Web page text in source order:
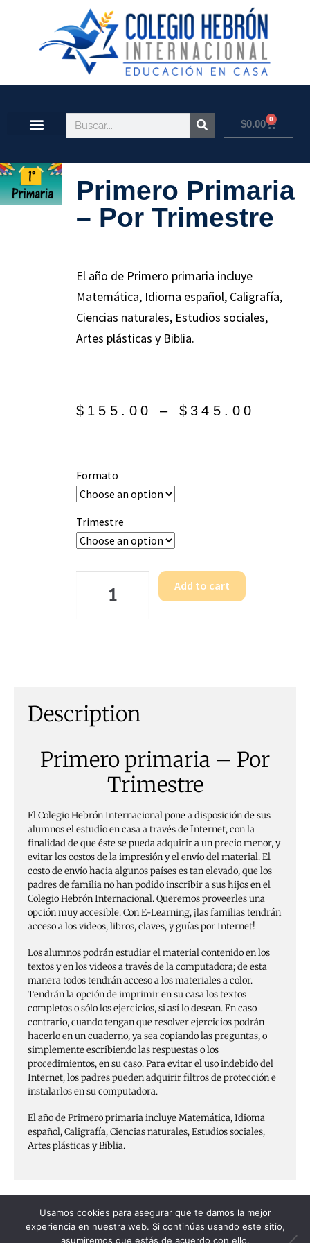
$0.00 0
Primero Primaria
– Por Trimestre
El año de Primero primaria incluye
Matemática, Idioma español, Caligrafía,
Ciencias naturales, Estudios sociales,
Artes plásticas y Biblia.
$ 155.00 – $345.00
Formato
Trimestre
Add to cart
Description
Primeroprimaria – Por
Trimestre
El Colegio Hebrón Internacional pone a disposición de sus
alumnos el estudio en casa a través de Internet, con la
finalidad de que éste se pueda adquirir a un precio menor, y
evitar los costos de la impresión y el envío del material. El
costo de envío hacia algunos países es tan elevado, que los
padres de familia no han podido inscribir a sus hijos en el
Colegio Hebrón Internacional. Queremos proveerles una
opción muy accesible. Con E-Learning, ¡las familias tendrán
acceso a los videos, libros, claves, y guías por Internet!
Los alumnos podrán estudiar el material contenido en los
textos y en los videos a través de la computadora; de esta
manera todos tendrán acceso a los materiales a color.
Tendrán la opción de imprimir en su casa los textos
completos o sólo los ejercicios, si así lo desean. En caso
contrario, cuando tengan que resolver ejercicios podrán
hacerlo en un cuaderno, ya sea copiando las preguntas, o
simplemente escribiendo las respuestas o los
procedimientos, en su caso. Para evitar el uso indebido del
Internet, los padres pueden adquirir filtros de protección e
instalarlos en su computadora.
El año de Primero primaria incluye Matemática, Idioma
español, Caligrafía, Ciencias naturales, Estudios sociales,
Artes plásticas y Biblia.
© Hebron Ministries, 2024, All rights Reserved.
Teléfono USA : 703 - 737-7949
Teléfono México: (52) 8183 - 110-420
Usamos cookies para asegurar que te damos la mejor
experiencia en nuestra web. Si continúas usando este sitio,
asumiremos que estás de acuerdo con ello.